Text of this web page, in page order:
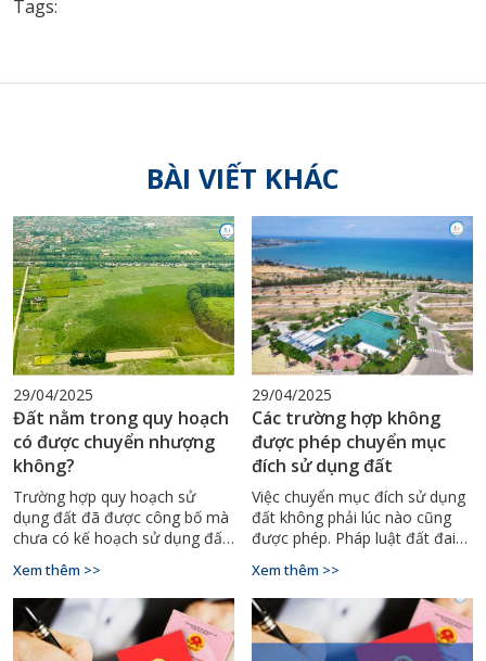
Tags:
BÀI VIẾT KHÁC
29/04/2025
Đất nằm trong quy hoạch
có được chuyển nhượng
không?
Trường hợp quy hoạch sử
dụng đất đã được công bố mà
chưa có kế hoạch sử dụng đất
người sử dụng đất được tiếp
tục sử dụng và được thực hiện
các quyền của người sử dụng
đất theo quy định của pháp
Xem thêm >>
29/04/2025
Các trường hợp không
được phép chuyển mục
đích sử dụng đất
Việc chuyển mục đích sử dụng
đất không phải lúc nào cũng
được phép. Pháp luật đất đai
trường hợp không được phép
thực hiện chuyển mục đích,
nhằm đảm bảo quản lý đất đai
chặt chẽ, đúng quy hoạch và
Xem thêm >>